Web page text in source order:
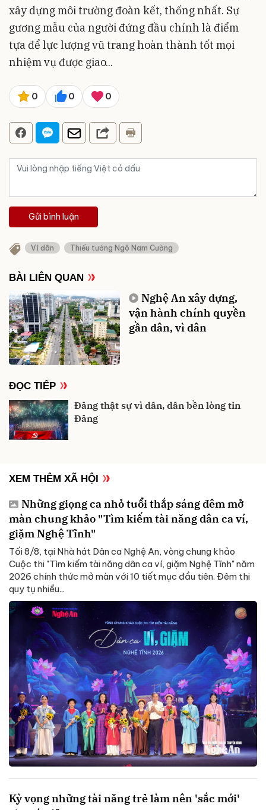
xây dựng môi trường đoàn kết, thống nhất. Sự
gương mẫu của người đứng đầu chính là điểm
tựa để lực lượng vũ trang hoàn thành tốt mọi
nhiệm vụ được giao...
0 0 0
Gửi bình luận
Vì dân Thiếu tướng Ngô Nam Cường
BÀI LIÊN QUAN
Nghệ An xây dựng,
vận hành chính quyền
gần dân, vì dân
ĐỌC TIẾP
Đảng thật sự vì dân, dân bền lòng tin
Đảng
XEM THÊM XÃ HỘI
Những giọng ca nhỏ tuổi thắp sáng đêm mở
màn chung khảo "Tìm kiếm tài năng dân ca ví,
giặm Nghệ Tĩnh"
Tối 8/8, tại Nhà hát Dân ca Nghệ An, vòng chung khảo
Cuộc thi "Tìm kiếm tài năng dân ca ví, giặm Nghệ Tĩnh" năm
2026 chính thức mở màn với 10 tiết mục đầu tiên. Đêm thi
quy tụ nhiều...
Kỳ vọng những tài năng trẻ làm nên 'sắc mới'